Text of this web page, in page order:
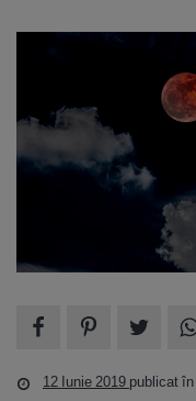
12 Iunie 2019 publicat în